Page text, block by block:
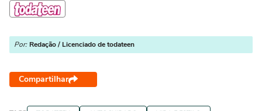
Por: Redação / Licenciado de todateen
Compartilhar